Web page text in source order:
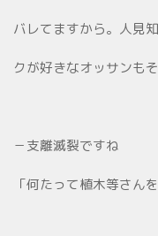
バレてますから。人見
クが好きなオッサンも
－支離滅裂ですね
「何たって植木等さん